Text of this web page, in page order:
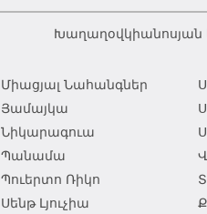
Խաղաղօվկիանոսյան
Միացյալ Նահանգներ
Յամայկա
Նիկարագուա
Պանամա
Պուերտո Ռիկո
Սենթ Լյուչիա